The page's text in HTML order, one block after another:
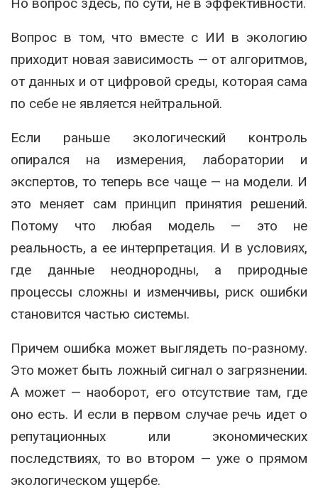
Но вопрос здесь, по сути, не в эффективности.
Вопрос в том, что вместе с ИИ в экологию
приходит новая зависимость — от алгоритмов,
от данных и от цифровой среды, которая сама
по себе не является нейтральной.
Если раньше экологический контроль
опирался на измерения, лаборатории и
экспертов, то теперь все чаще — на модели. И
это меняет сам принцип принятия решений.
Потому что любая модель — это не
реальность, а ее интерпретация. И в условиях,
где данные неоднородны, а природные
процессы сложны и изменчивы, риск ошибки
становится частью системы.
Причем ошибка может выглядеть по-разному.
Это может быть ложный сигнал о загрязнении.
А может — наоборот, его отсутствие там, где
оно есть. И если в первом случае речь идет о
репутационных или экономических
последствиях, то во втором — уже о прямом
экологическом ущербе.